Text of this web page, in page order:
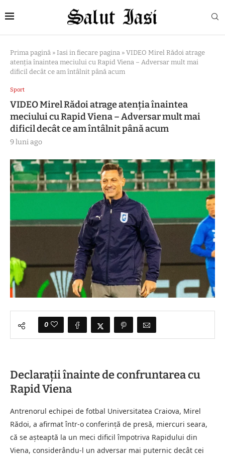
Prima pagină » Iasi in fiecare pagina » VIDEO Mirel Rădoi atrage
atenția înaintea meciului cu Rapid Viena – Adversar mult mai
dificil decât ce am întâlnit până acum
Sport
VIDEO Mirel Rădoi atrage atenția înaintea
meciului cu Rapid Viena – Adversar mult mai
dificil decât ce am întâlnit până acum
9 luni ago
0
Declarații înainte de confruntarea cu
Rapid Viena
Antrenorul echipei de fotbal Universitatea Craiova, Mirel
Rădoi, a afirmat într-o conferință de presă, miercuri seara,
că se așteaptă la un meci dificil împotriva Rapidului din
Viena, considerându-l un adversar mai puternic decât cei